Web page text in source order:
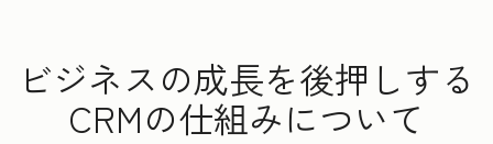
ビジネスの成長を後押しする
CRMの仕組みについて